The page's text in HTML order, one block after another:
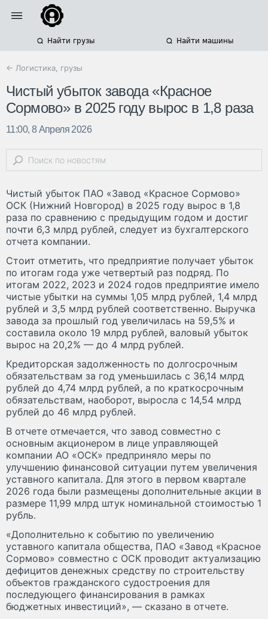
Найти грузы Найти машины
← Логистика, грузы
Чистый убыток завода «Красное
Сормово» в 2025 году вырос в 1,8 раза
11:00, 8 Апреля 2026
Чистый убыток ПАО «Завод «Красное Сормово»
ОСК (Нижний Новгород) в 2025 году вырос в 1,8
раза по сравнению с предыдущим годом и достиг
почти 6,3 млрд рублей, следует из бухгалтерского
отчета компании.
Стоит отметить, что предприятие получает убыток
по итогам года уже четвертый раз подряд. По
итогам 2022, 2023 и 2024 годов предприятие имело
чистые убытки на суммы 1,05 млрд рублей, 1,4 млрд
рублей и 3,5 млрд рублей соответственно. Выручка
завода за прошлый год увеличилась на 59,5% и
составила около 19 млрд рублей, валовый убыток
вырос на 20,2% — до 4 млрд рублей.
Кредиторская задолженность по долгосрочным
обязательствам за год уменьшилась с 36,14 млрд
рублей до 4,74 млрд рублей, а по краткосрочным
обязательствам, наоборот, выросла с 14,54 млрд
рублей до 46 млрд рублей.
В отчете отмечается, что завод совместно с
основным акционером в лице управляющей
компании АО «ОСК» предприняло меры по
улучшению финансовой ситуации путем увеличения
уставного капитала. Для этого в первом квартале
2026 года были размещены дополнительные акции в
размере 11,99 млрд штук номинальной стоимостью 1
рубль.
«Дополнительно к событию по увеличению
уставного капитала общества, ПАО «Завод «Красное
Сормово» совместно с ОСК проводит актуализацию
дефицитов денежных средству по строительству
объектов гражданского судостроения для
последующего финансирования в рамках
бюджетных инвестиций», — сказано в отчете.